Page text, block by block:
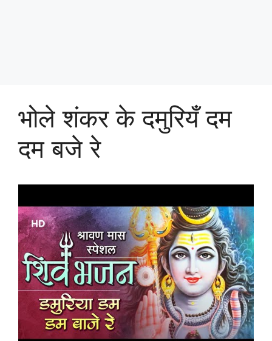
भोले शंकर के दमुरियँ दम
दम बजे रे